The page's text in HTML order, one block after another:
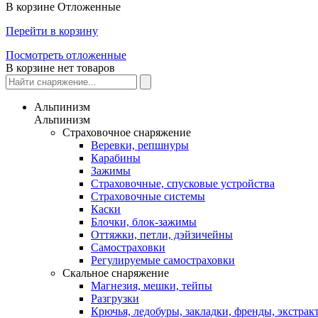
В корзине Отложенные
Перейти в корзину
Посмотреть отложенные
В корзине нет товаров
Альпинизм
Альпинизм
Страховочное снаряжение
Веревки, репшнуры
Карабины
Зажимы
Страховочные, спусковые устройства
Страховочные системы
Каски
Блочки, блок-зажимы
Оттяжки, петли, дэйзичейны
Самостраховки
Регулируемые самостраховки
Скальное снаряжение
Магнезия, мешки, тейпы
Разгрузки
Крючья, ледобуры, закладки, френды,